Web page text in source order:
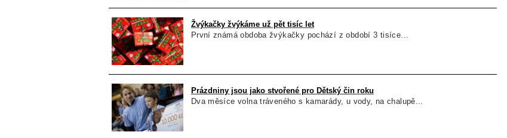
Žvýkačky žvýkáme už pět tisíc let
První známá obdoba žvýkačky pochází z období 3 tisíce...
Prázdniny jsou jako stvořené pro Dětský čin roku
Dva měsíce volna tráveného s kamarády, u vody, na chalupě...